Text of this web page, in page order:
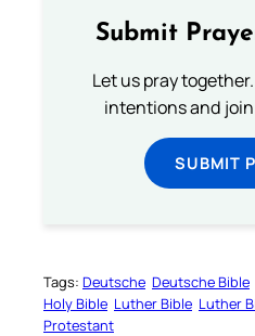
Submit
Let us pray
intentions and
SUBMIT
Tags: Deutsche Deutsche Bible
Holy Bible Luther Bible Luther
Protestant